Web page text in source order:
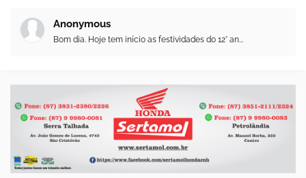
Anonymous
Bom dia. Hoje tem início as festividades do 12° an...